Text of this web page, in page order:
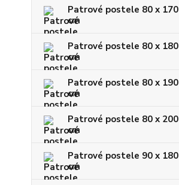
Patrové postele 80 x 170
cm
Patrové postele 80 x 180
cm
Patrové postele 80 x 190
cm
Patrové postele 80 x 200
cm
Patrové postele 90 x 180
cm